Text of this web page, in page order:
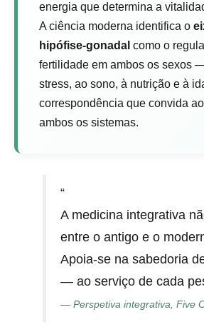
energia que determina a
A ciência moderna identifica o
hipófise-gonadal como o
fertilidade em ambos os sexos
stress, ao sono, à nutrição e à
correspondência que convida
ambos os sistemas.
“
A medicina integrativa
entre o antigo e o
Apoia-se na sabedoria
— ao serviço de cada
— Perspetiva integrativa, Five